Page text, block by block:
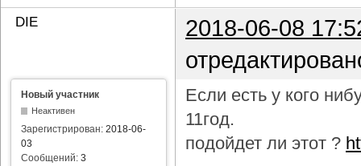
DIE
2018-06-08
Новый участник
Неактивен
Зарегистрирован: 2018-06-
03
Сообщений: 3
Если есть у кого
11год.
подойдет ли этот ?